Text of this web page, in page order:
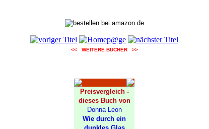
<< WEITERE BÜCHER >>
Preisvergleich -
dieses Buch von
Donna Leon
Wie durch ein